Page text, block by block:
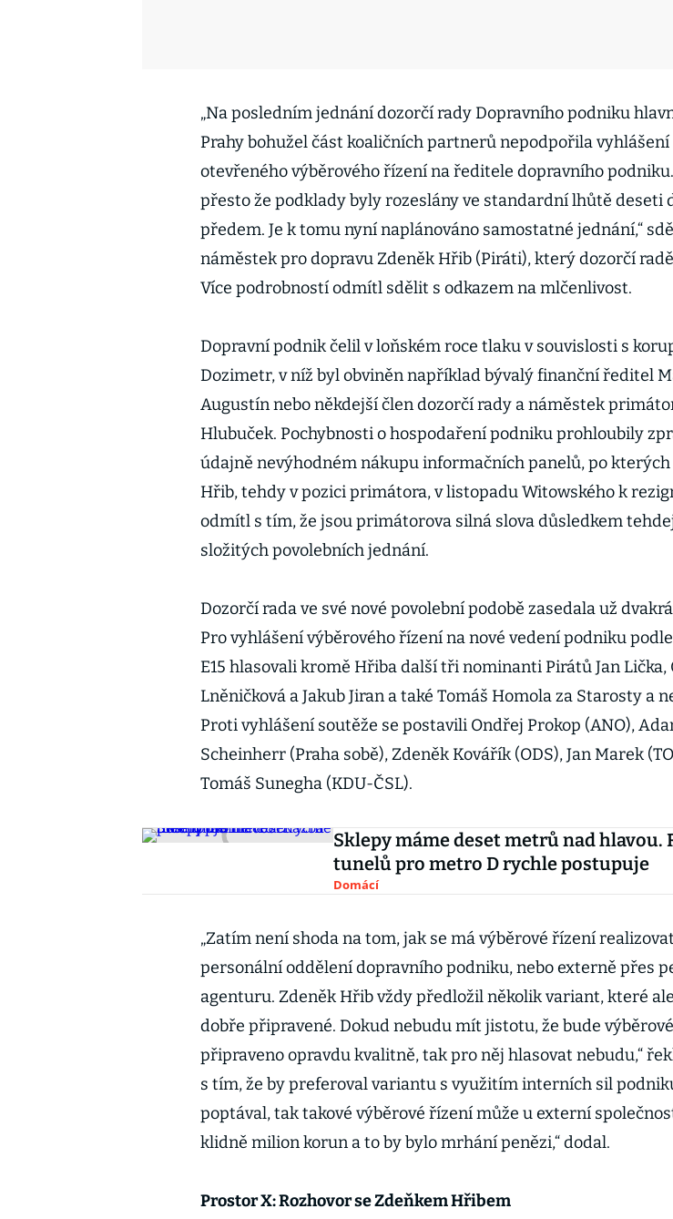
„Na posledním jednání dozorčí rady Dopravního podniku
Prahy bohužel část koaličních partnerů nepodpořila vyhlášení
otevřeného výběrového řízení na ředitele dopravního
přesto že podklady byly rozeslány ve standardní lhůtě deseti
předem. Je k tomu nyní naplánováno samostatné jednání,“
náměstek pro dopravu Zdeněk Hřib (Piráti), který dozorčí
Více podrobností odmítl sdělit s odkazem na mlčenlivost.
Dopravní podnik čelil v loňském roce tlaku v souvislosti s
Dozimetr, v níž byl obviněn například bývalý finanční ředitel
Augustín nebo někdejší člen dozorčí rady a náměstek
Hlubuček. Pochybnosti o hospodaření podniku prohloubily
údajně nevýhodném nákupu informačních panelů, po kterých
Hřib, tehdy v pozici primátora, v listopadu Witowského k
odmítl s tím, že jsou primátorova silná slova důsledkem
složitých povolebních jednání.
Dozorčí rada ve své nové povolební podobě zasedala už
Pro vyhlášení výběrového řízení na nové vedení podniku
E15 hlasovali kromě Hřiba další tři nominanti Pirátů Jan Lička,
Lněničková a Jakub Jiran a také Tomáš Homola za Starosty a
Proti vyhlášení soutěže se postavili Ondřej Prokop (ANO),
Scheinherr (Praha sobě), Zdeněk Kovářík (ODS), Jan Marek
Tomáš Sunegha (KDU-ČSL).
Sklepy máme deset metrů nad hlavou.
tunelů pro metro D rychle postupuje
Domácí
„Zatím není shoda na tom, jak se má výběrové řízení
personální oddělení dopravního podniku, nebo externě přes
agenturu. Zdeněk Hřib vždy předložil několik variant, které
dobře připravené. Dokud nebudu mít jistotu, že bude
připraveno opravdu kvalitně, tak pro něj hlasovat nebudu,“
s tím, že by preferoval variantu s využitím interních sil
poptával, tak takové výběrové řízení může u externí
klidně milion korun a to by bylo mrhání penězi,“ dodal.
Prostor X: Rozhovor se Zdeňkem Hřibem